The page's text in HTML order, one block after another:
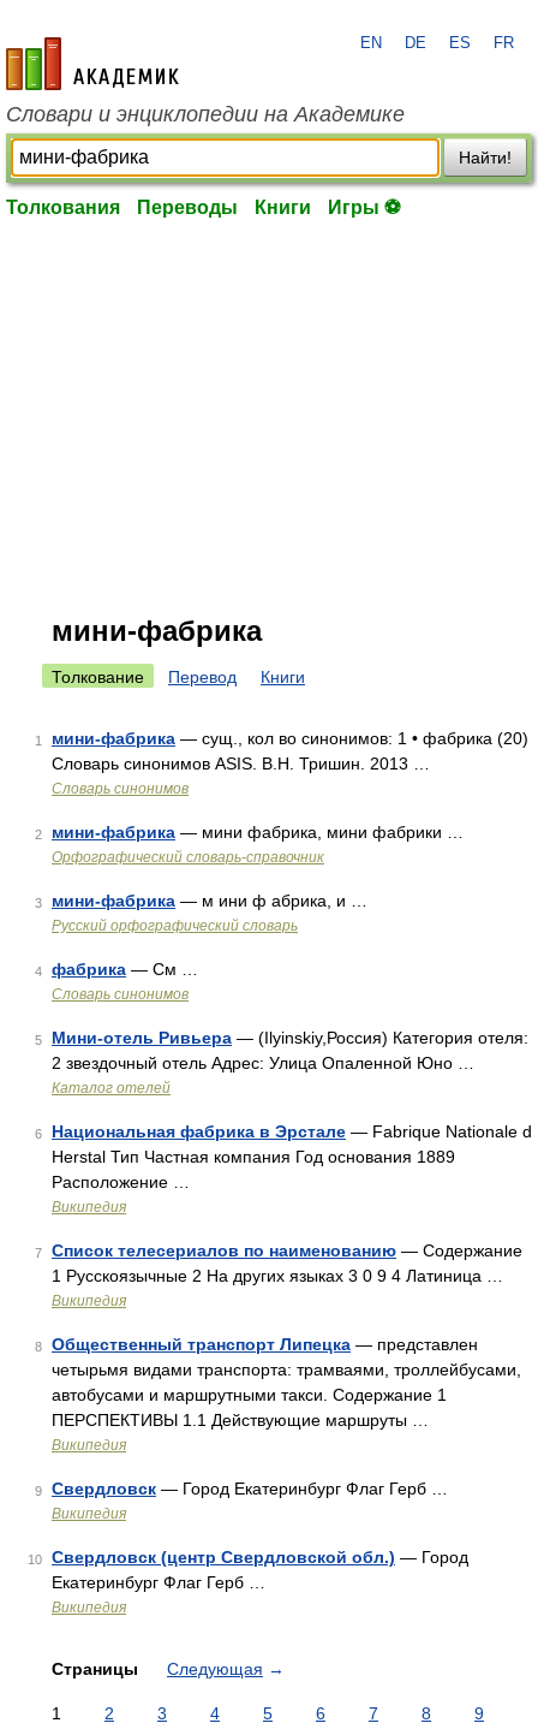
academic.ru
EN DE ES FR
Словари и энциклопедии на Академике
Найти!
Толкования Переводы Книги Игры ⚽
мини-фабрика
Толкование Перевод Книги
1 мини-фабрика — сущ., кол во синонимов: 1 • фабрика (20)
Словарь синонимов ASIS. В.Н. Тришин. 2013 …
Словарь синонимов
2 мини-фабрика — мини фабрика, мини фабрики …
Орфографический словарь-справочник
3 мини-фабрика — м ини ф абрика, и …
Русский орфографический словарь
4 фабрика — См …
Словарь синонимов
5 Мини-отель Ривьера — (Ilyinskiy,Россия) Категория отеля:
2 звездочный отель Адрес: Улица Опаленной Юно …
Каталог отелей
6 Национальная фабрика в Эрстале — Fabrique Nationale d
Herstal Тип Частная компания Год основания 1889
Расположение …
Википедия
7 Список телесериалов по наименованию — Содержание
1 Русскоязычные 2 На других языках 3 0 9 4 Латиница …
Википедия
8 Общественный транспорт Липецка — представлен
четырьмя видами транспорта: трамваями, троллейбусами,
автобусами и маршрутными такси. Содержание 1
ПЕРСПЕКТИВЫ 1.1 Действующие маршруты …
Википедия
9 Свердловск — Город Екатеринбург Флаг Герб …
Википедия
10 Свердловск (центр Свердловской обл.) — Город
Екатеринбург Флаг Герб …
Википедия
Страницы Следующая →
1 2 3 4 5 6 7 8
9